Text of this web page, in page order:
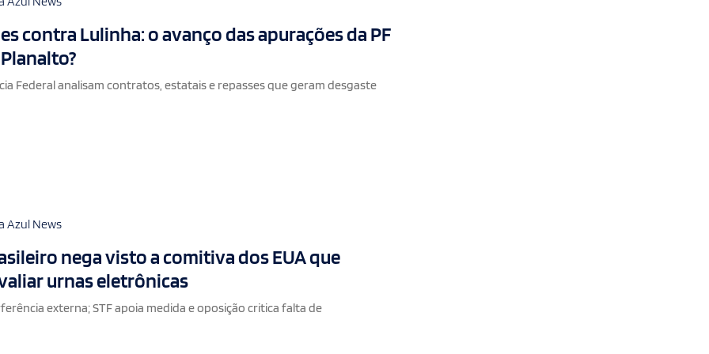
contra Lulinha: o avanço das apurações da PF
Federal analisam contratos, estatais e repasses que geram desgaste
Azul News
nega visto a comitiva dos EUA que
urnas eletrônicas
externa; STF apoia medida e oposição critica falta de